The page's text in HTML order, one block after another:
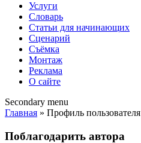
Услуги
Словарь
Статьи для начинающих
Сценарий
Съёмка
Монтаж
Реклама
О сайте
Secondary menu
Главная » Профиль пользователя
Поблагодарить автора